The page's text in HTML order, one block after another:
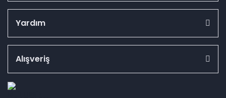
Yardım
Alışveriş